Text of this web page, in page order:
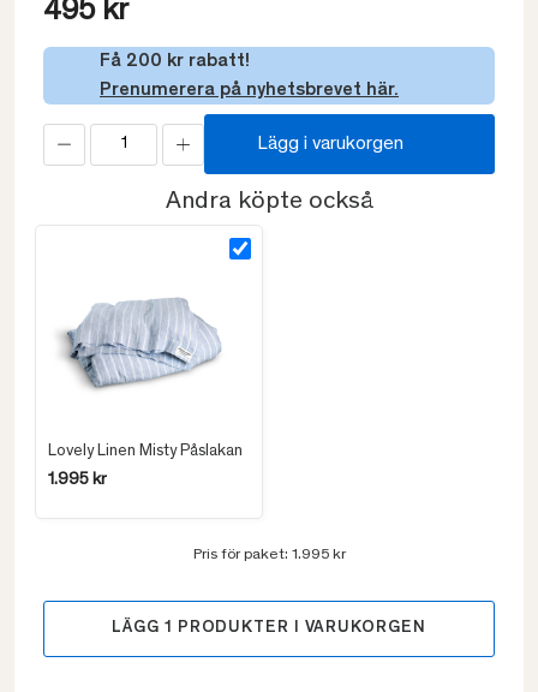
495 kr
Få 200 kr rabatt!
Prenumerera på nyhetsbrevet här.
Lägg i varukorgen
Andra köpte också
Lovely Linen Misty Påslakan
1.995 kr
Pris för paket: 1.995 kr
LÄGG 1 PRODUKTER I VARUKORGEN